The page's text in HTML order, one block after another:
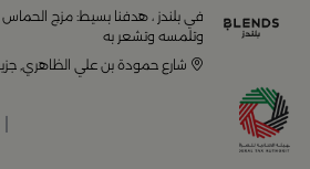
أواني تقديم فاخرة وأطقم مائدة
أدوات القهوة والشاي الفريدة
قطع ديكور منزلية تضفي لمسة
في بلندز ، هدفنا بسيط: مزج الحماس
وتلمسه وتشعر به
شارع حمودة بن علي الظاهري,